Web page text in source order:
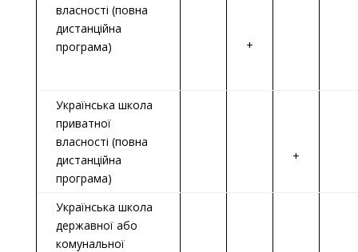
власності (повна
дистанційна
програма)
+
Українська школа
приватної
власності (повна
дистанційна
програма)
+
Українська школа
державної або
комунальної